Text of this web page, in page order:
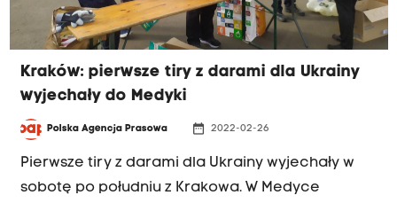
Kraków: pierwsze tiry z darami dla Ukrainy
wyjechały do Medyki
Polska Agencja Prasowa date_range 2022-02-26
Pierwsze tiry z darami dla Ukrainy wyjechały w
sobotę po południu z Krakowa. W Medyce